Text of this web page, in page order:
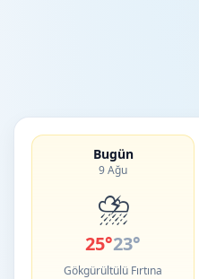
Bugün
9 Ağu
⛈️
25°23°
Gökgürültülü Fırtına